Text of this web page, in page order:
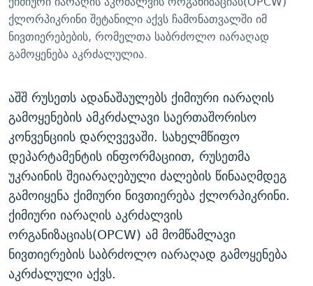
ᲐᲒᲕᲘᲡᲢᲝᲡ ᲝᲛᲘ
ПРИВЕТ ᲙᲣᲚᲢᲣᲠᲐ
ქლორპიკრინი შეტანილი აქვს ჩამონათვალში იმ
ნივთიერებების, რომელთა საბრძოლო იარაღად
გამოყენება აკრძალულია.
აშშ რუსეთს ადანაშაულებს ქიმიური იარაღის
გამოყენების ამკრძალავი საერთაშორისო
კონვენციის დარღვევაში. სახელმწიფო
დეპარტამენტის ინფორმაციით, რუსეთმა
უკრაინის შეიარაღებული ძალების წინააღმდეგ
გამოიყენა ქიმიური ნივთიერება ქლორპიკრინი.
ქიმიური იარაღის აკრძალვის
ორგანიზაციას(OPCW) ამ მომწამლავი
ნივთიერების საბრძოლო იარაღად გამოყენება
აკრძალული აქვს.